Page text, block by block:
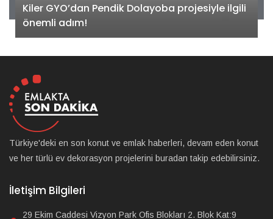
Kiler GYO’dan Pendik Dolayoba projesiyle ilgili
önemli adım!
Türkiye'deki en son konut ve emlak haberleri, devam eden konut
ve her türlü ev dekorasyon projelerini buradan takip edebilirsiniz.
İletişim Bilgileri
29 Ekim Caddesi Vizyon Park Ofis Blokları 2. Blok Kat:9